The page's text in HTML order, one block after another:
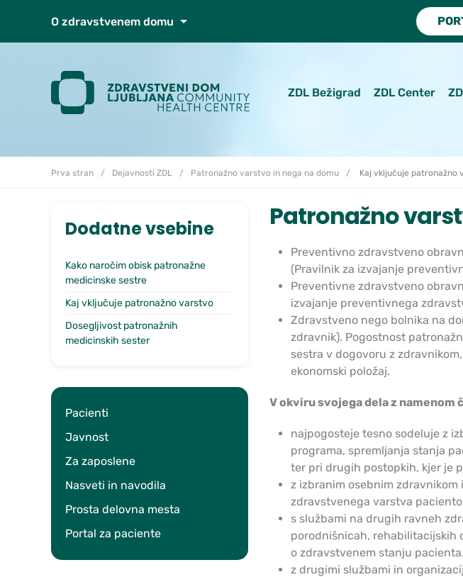
O zdravstvenem domu
ZDL Bežigrad ZDL Center
Prva stran Dejavnosti ZDL Patronažno varstvo in nega na domu Kaj vključuje patronažno
Dodatne vsebine
Kako naročim obisk patronažne
medicinske sestre
Kaj vključuje patronažno varstvo
Dosegljivost patronažnih
medicinskih sester
Pacienti
Javnost
Za zaposlene
Nasveti in navodila
Prosta delovna mesta
Portal za paciente
Patronažno
Preventivno zdravstveno
(Pravilnik za izvajanje
Preventivne zdravstveno
izvajanje preventivnega
Zdravstveno nego bolnika na
zdravnik). Pogostnost
sestra v dogovoru z
ekonomski položaj.
V okviru svojega dela z namenom
najpogosteje tesno sodeluje z
programa, spremljanja stanja
ter pri drugih postopkih, kjer je
z izbranim osebnim
zdravstvenega varstva
s službami na drugih ravneh
porodnišnicah, rehabilitacijskih
o zdravstvenem stanju
z drugimi službami in